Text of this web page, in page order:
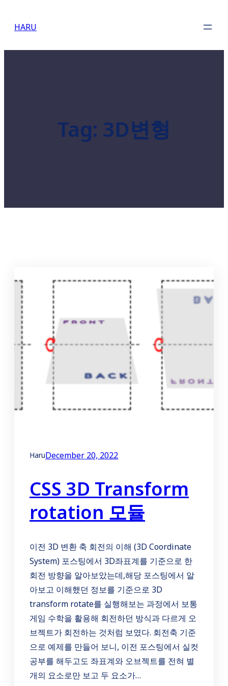
HARU
Tag: 3D변형
HaruDecember 20, 2022
CSS 3D Transform
rotation 모듈
이전 3D 변환 축 회전의 이해 (3D Coordinate
System) 포스팅에서 3D좌표계를 기준으로 한
회전 방향을 알아보았는데,해당 포스팅에서 알
아보고 이해했던 정보를 기준으로 3D
transform rotate를 실행해보는 과정에서 보통
게임 수학을 활용해 회전하던 방식과 다르게 오
브젝트가 회전하는 것처럼 보였다. 회전축 기준
으로 예제를 만들어 보니, 이전 포스팅에서 실컷
공부를 해두고도 좌표계와 오브젝트를 전혀 별
개의 요소로만 보고 두 요소가…